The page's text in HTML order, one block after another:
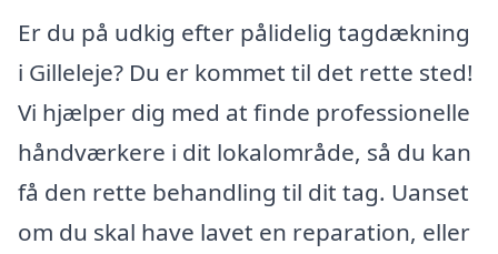
Er du på udkig efter pålidelig tagdækning
i Gilleleje? Du er kommet til det rette sted!
Vi hjælper dig med at finde professionelle
håndværkere i dit lokalområde, så du kan
få den rette behandling til dit tag. Uanset
om du skal have lavet en reparation, eller